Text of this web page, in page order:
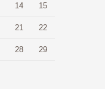
14 15
21 22
28 29